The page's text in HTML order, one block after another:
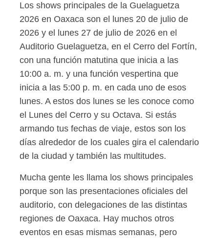
Los shows principales de la Guelaguetza
2026 en Oaxaca son el lunes 20 de julio de
2026 y el lunes 27 de julio de 2026 en el
Auditorio Guelaguetza, en el Cerro del Fortín,
con una función matutina que inicia a las
10:00 a. m. y una función vespertina que
inicia a las 5:00 p. m. en cada uno de esos
lunes. A estos dos lunes se les conoce como
el Lunes del Cerro y su Octava. Si estás
armando tus fechas de viaje, estos son los
días alrededor de los cuales gira el calendario
de la ciudad y también las multitudes.
Mucha gente les llama los shows principales
porque son las presentaciones oficiales del
auditorio, con delegaciones de las distintas
regiones de Oaxaca. Hay muchos otros
eventos en esas mismas semanas, pero